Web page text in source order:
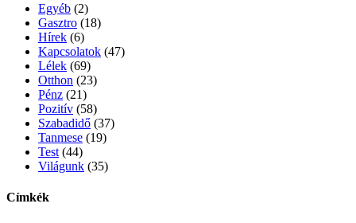
Egyéb (2)
Gasztro (18)
Hírek (6)
Kapcsolatok (47)
Lélek (69)
Otthon (23)
Pénz (21)
Pozitív (58)
Szabadidő (37)
Tanmese (19)
Test (44)
Világunk (35)
Címkék